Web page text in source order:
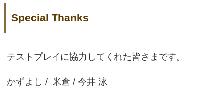
Special Thanks
テストプレイに協力してくれた皆さまです。
かずよし / 米倉 / 今井 泳